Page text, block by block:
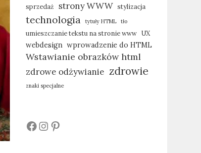
sprzedaż
strony WWW stylizacja
technologia tytuły HTML tło
umieszczanie tekstu na stronie www UX
webdesign wprowadzenie do HTML
Wstawianie obrazków html
zdrowe odżywianie zdrowie
znaki specjalne
# # #